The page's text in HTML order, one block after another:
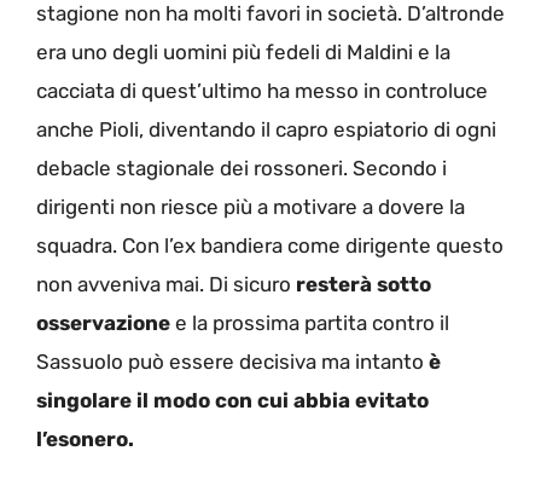
stagione non ha molti favori in società. D’altronde
era uno degli uomini più fedeli di Maldini e la
cacciata di quest’ultimo ha messo in controluce
anche Pioli, diventando il capro espiatorio di ogni
debacle stagionale dei rossoneri. Secondo i
dirigenti non riesce più a motivare a dovere la
squadra. Con l’ex bandiera come dirigente questo
non avveniva mai. Di sicuro resterà sotto
osservazione e la prossima partita contro il
Sassuolo può essere decisiva ma intanto è
singolare il modo con cui abbia evitato
l’esonero.